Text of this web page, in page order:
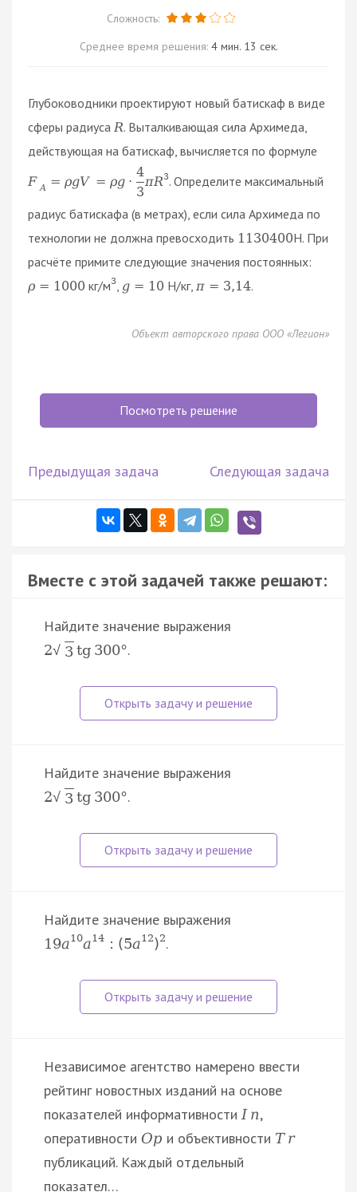
Сложность:
Среднее время решения: 4 мин. 13 сек.
Глубоководники проектируют новый батискаф в виде
сферы радиуса R. Выталкивающая сила Архимеда,
действующая на батискаф, вычисляется по формуле
F A = ρgV = ρg ⋅
4
3
πR3. Определите максимальный
радиус батискафа (в метрах), если сила Архимеда по
технологии не должна превосходить 1 130400Н. При
расчёте примите следующие значения постоянных:
ρ = 1000 кг/м3 g = 10 Н/кг, π = 3,14.
Объект авторского права ООО «Легион»
Посмотреть решение
Предыдущая задача Следующая задача
Вместе с этой задачей также решают:
Найдите значение выражения
2√ 3 tg 300°.
Найдите значение выражения
2√ 3 tg 300°.
Найдите значение выражения
19a10a14 : (5a12)2.
Независимое агентство намерено ввести
рейтинг новостных изданий на основе
показателей информативностиI n,
оперативности Op и объективности T r
публикаций. Каждый отдельный
показател…